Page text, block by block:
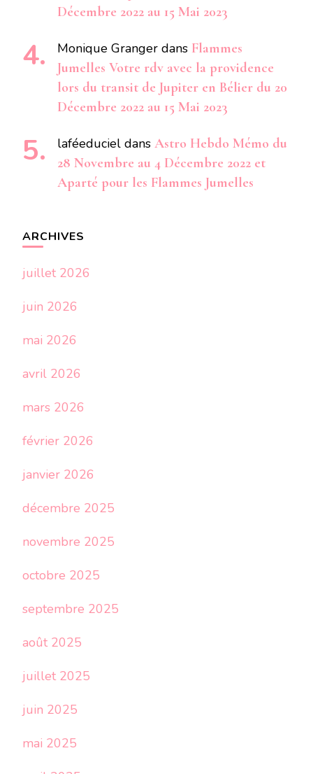
Décembre 2022 au 15 Mai 2023
Monique Granger dans Flammes
Jumelles Votre rdv avec la providence
lors du transit de Jupiter en Bélier du 20
Décembre 2022 au 15 Mai 2023
laféeduciel dans Astro Hebdo Mémo du
28 Novembre au 4 Décembre 2022 et
Aparté pour les Flammes Jumelles
ARCHIVES
juillet 2026
juin 2026
mai 2026
avril 2026
mars 2026
février 2026
janvier 2026
décembre 2025
novembre 2025
octobre 2025
septembre 2025
août 2025
juillet 2025
juin 2025
mai 2025